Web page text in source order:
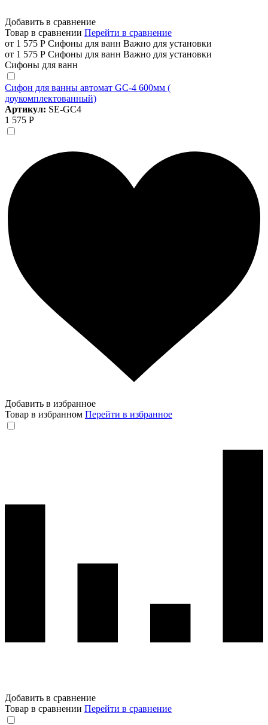
Добавить в сравнение
Товар в сравнении Перейти в сравнение
от 1 575 Р Сифоны для ванн Важно для установки
от 1 575 Р Сифоны для ванн Важно для установки
Сифоны для ванн
Сифон для ванны автомат GC-4 600мм (
доукомплектованный)
Артикул: SE-GC4
1 575 Р
Добавить в избранное
Товар в избранном Перейти в избранное
Добавить в сравнение
Товар в сравнении Перейти в сравнение